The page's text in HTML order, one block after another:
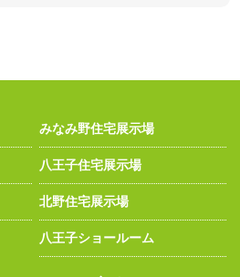
みなみ野住宅展示場
八王子住宅展示場
北野住宅展示場
八王子ショールーム